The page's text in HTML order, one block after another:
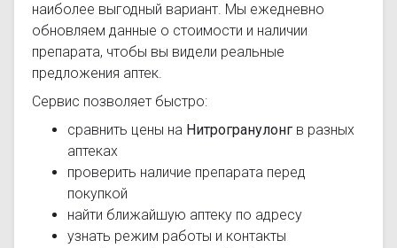
наиболее выгодный вариант. Мы ежедневно
обновляем данные о стоимости и наличии
препарата, чтобы вы видели реальные
предложения аптек.
Сервис позволяет быстро:
сравнить цены на Нитрогранулонг в разных
аптеках
проверить наличие препарата перед
покупкой
найти ближайшую аптеку по адресу
узнать режим работы и контакты